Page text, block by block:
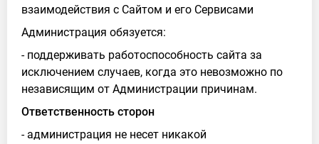
взаимодействия с Сайтом и его Сервисами
Администрация обязуется:
- поддерживать работоспособность сайта за
исключением случаев, когда это невозможно по
независящим от Администрации причинам.
Ответственность сторон
- администрация не несет никакой